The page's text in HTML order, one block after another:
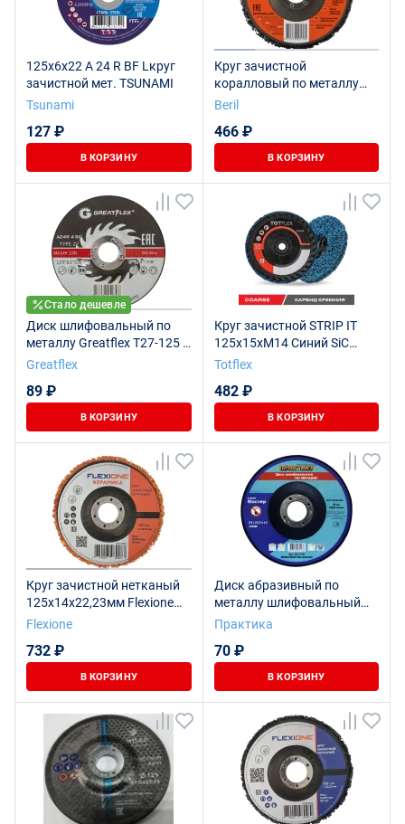
125х6х22 A 24 R BF Lкруг
зачистной мет. TSUNAMI
Tsunami
127 ₽
В КОРЗИНУ
Круг зачистной
коралловый по металлу
для УШМ 125 мм BERIL
Beril
466 ₽
В КОРЗИНУ
Стало дешевле
Диск шлифовальный по
металлу Greatflex Т27-125 х
6,0 х 22 мм, класс Master
Greatflex
89 ₽
В КОРЗИНУ
Круг зачистной STRIP IT
125x15xM14 Синий SiC
(карбид- кремния) COARSE
Totflex
482 ₽
В КОРЗИНУ
Круг зачистной нетканый
125х14х22,23мм Flexione
Керамика
Flexione
732 ₽
В КОРЗИНУ
Диск абразивный по
металлу шлифовальный
ПРАКТИКА 125 х 22 х 6,0
Практика
70 ₽
В КОРЗИНУ